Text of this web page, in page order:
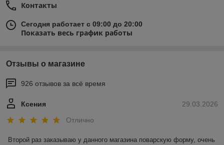
Контакты
Сегодня работает с 09:00 до 20:00
Показать весь график работы
Отзывы о магазине
926 отзывов за всё время
29.03.2026
Ксения
Отлично
Второй раз заказываю у данного магазина поварскую форму, очень